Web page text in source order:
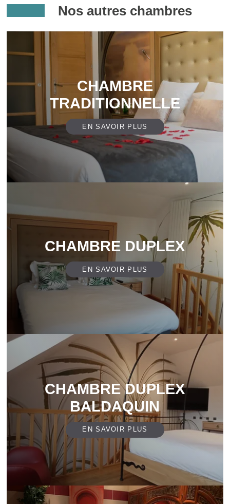
Nos autres chambres
CHAMBRE
TRADITIONNELLE
EN SAVOIR PLUS
CHAMBRE DUPLEX
EN SAVOIR PLUS
CHAMBRE DUPLEX
BALDAQUIN
EN SAVOIR PLUS